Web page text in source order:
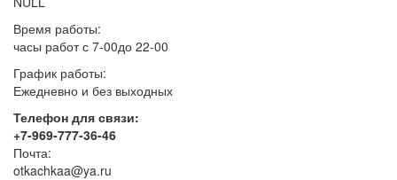
Время работы:
часы работ с 7-00до 22-00
График работы:
Ежедневно и без выходных
Телефон для связи:
+7-969-777-36-46
Почта:
otkachkaa@ya.ru